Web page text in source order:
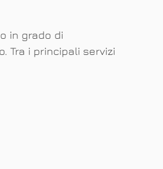
in grado di
Tra i principali servizi